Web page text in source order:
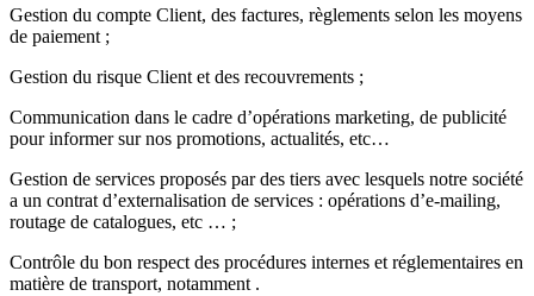
Gestion du compte Client, des factures, règlements selon les moyens
de paiement ;
Gestion du risque Client et des recouvrements ;
Communication dans le cadre d’opérations marketing, de publicité
pour informer sur nos promotions, actualités, etc…
Gestion de services proposés par des tiers avec lesquels notre société
a un contrat d’externalisation de services : opérations d’e-mailing,
routage de catalogues, etc … ;
Contrôle du bon respect des procédures internes et réglementaires en
matière de transport, notamment .